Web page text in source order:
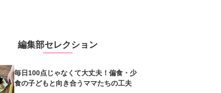
編集部セレクション
毎日100点じゃなくて大丈夫！偏食・少
食の子どもと向き合うママたちの工夫